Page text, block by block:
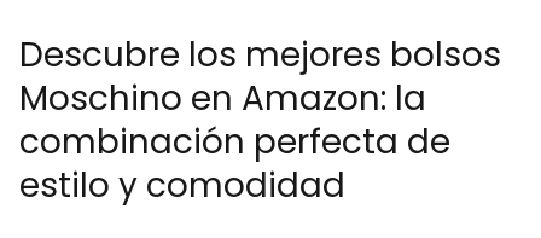
Descubre los mejores bolsos
Moschino en Amazon: la
combinación perfecta de
estilo y comodidad